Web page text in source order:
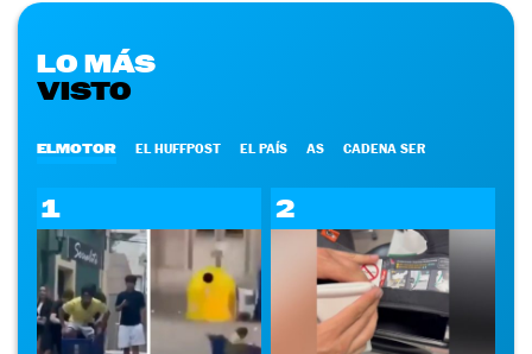
LO MÁS
VISTO
ELMOTOR EL HUFFPOST EL PAÍS AS CADENA SER
1 2